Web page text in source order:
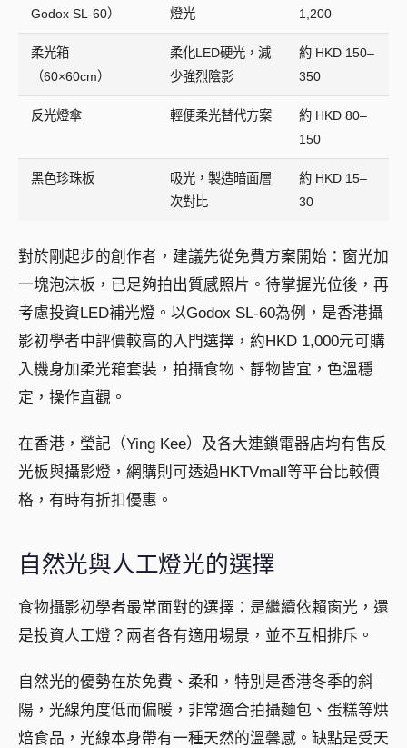
Godox SL-60） 燈光 1,200
柔光箱
（60×60cm）
柔化LED硬光，減
少強烈陰影
約 HKD 150–
350
反光燈傘 輕便柔光替代方案
約 HKD 80–
150
黑色珍珠板
吸光，製造暗面層
次對比
約 HKD 15–
30
對於剛起步的創作者，建議先從免費方案開始：窗光加
一塊泡沫板，已足夠拍出質感照片。待掌握光位後，再
考慮投資LED補光燈。以Godox SL-60為例，是香港攝
影初學者中評價較高的入門選擇，約HKD 1,000元可購
入機身加柔光箱套裝，拍攝食物、靜物皆宜，色溫穩
定，操作直觀。
在香港，瑩記（Ying Kee）及各大連鎖電器店均有售反
光板與攝影燈，網購則可透過HKTVmall等平台比較價
格，有時有折扣優惠。
自然光與人工燈光的選擇
食物攝影初學者最常面對的選擇：是繼續依賴窗光，還
是投資人工燈？兩者各有適用場景，並不互相排斥。
自然光的優勢在於免費、柔和，特別是香港冬季的斜
陽，光線角度低而偏暖，非常適合拍攝麵包、蛋糕等烘
焙食品，光線本身帶有一種天然的溫馨感。缺點是受天